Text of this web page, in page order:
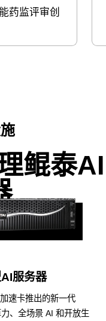
药监评审创
鲲泰AI
服务器
速卡推出的新一代
、全场景 AI 和开放生